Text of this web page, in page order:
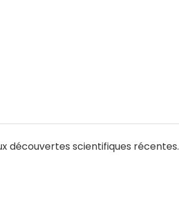
découvertes scientifiques récentes.